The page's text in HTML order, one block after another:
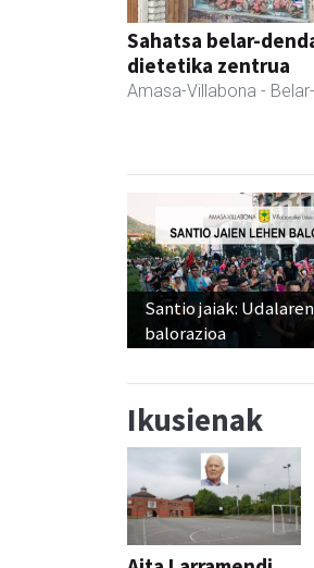
Sahatsa belar-
dietetika zentrua
Amasa-Villabona -
Santio jaiak:
balorazioa
Ikusienak